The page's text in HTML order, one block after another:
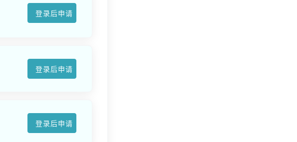
登录后申请
登录后申请
登录后申请